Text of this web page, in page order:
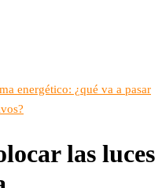
energético: ¿qué va a pasar
las luces